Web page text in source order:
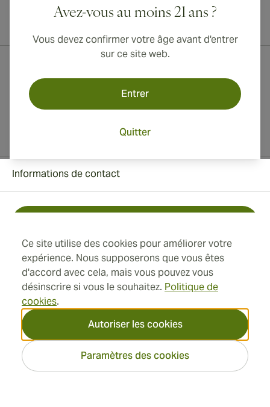
Ce site utilise des cookies pour améliorer votre
expérience. Nous supposerons que vous êtes
d'accord avec cela, mais vous pouvez vous
désinscrire si vous le souhaitez. Politique de
cookies.
Autoriser les cookies
Paramètres des cookies
Avez-vous au moins 21 ans ?
Vous devez confirmer votre âge avant d'entrer
sur ce site web.
Entrer
Quitter
Livraison internationale disponible vers le Canada, le Royaume-Uni
Adresse
Informations
Informations de contact
+41 22 518 44 43
info@swisscubancigars.com